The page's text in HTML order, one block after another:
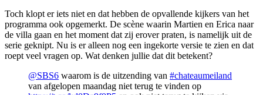
Toch klopt er iets niet en dat hebben de opvallende kijkers van het
programma ook opgemerkt. De scène waarin Martien en Erica naar
de villa gaan en het moment dat zij erover praten, is namelijk uit de
serie geknipt. Nu is er alleen nog een ingekorte versie te zien en dat
roept veel vragen op. Wat denken jullie dat dit betekent?
@SBS6 waarom is de uitzending van #chateaumeiland
van afgelopen maandag niet terug te vinden op